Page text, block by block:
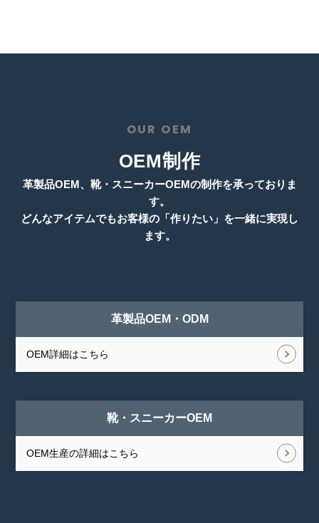
OUR OEM
OEM制作
革製品OEM、靴・スニーカーOEMの制作を承っておりま
す。
どんなアイテムでもお客様の「作りたい」を一緒に実現し
ます。
革製品OEM・ODM
OEM詳細はこちら
靴・スニーカーOEM
OEM生産の詳細はこちら